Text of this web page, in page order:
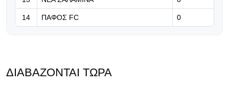
14 ΠΑΦΟΣ FC 0
ΔΙΑΒΆΖΟΝΤΑΙ ΤΏΡΑ